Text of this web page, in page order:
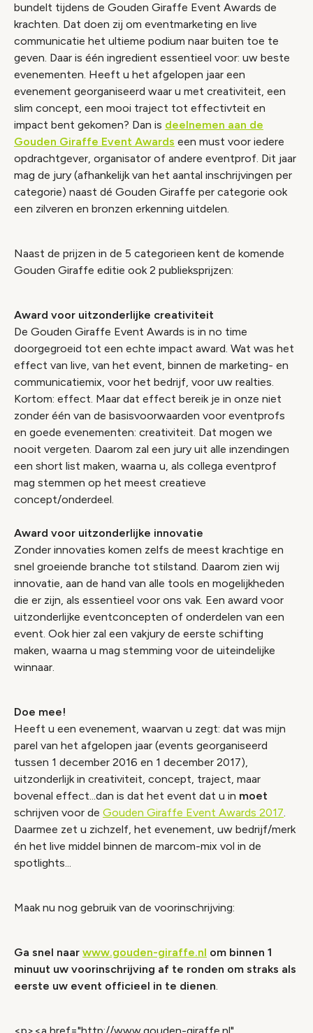
bundelt tijdens de Gouden Giraffe Event Awards de
krachten. Dat doen zij om eventmarketing en live
communicatie het ultieme podium naar buiten toe te
geven. Daar is één ingredient essentieel voor: uw beste
evenementen. Heeft u het afgelopen jaar een
evenement georganiseerd waar u met creativiteit, een
slim concept, een mooi traject tot effectivteit en
impact bent gekomen? Dan is deelnemen aan de
Gouden Giraffe Event Awards een must voor iedere
opdrachtgever, organisator of andere eventprof. Dit jaar
mag de jury (afhankelijk van het aantal inschrijvingen per
categorie) naast dé Gouden Giraffe per categorie ook
een zilveren en bronzen erkenning uitdelen.
Naast de prijzen in de 5 categorieen kent de komende
Gouden Giraffe editie ook 2 publieksprijzen:
Award voor uitzonderlijke creativiteit
De Gouden Giraffe Event Awards is in no time
doorgegroeid tot een echte impact award. Wat was het
effect van live, van het event, binnen de marketing- en
communicatiemix, voor het bedrijf, voor uw realties.
Kortom: effect. Maar dat effect bereik je in onze niet
zonder één van de basisvoorwaarden voor eventprofs
en goede evenementen: creativiteit. Dat mogen we
nooit vergeten. Daarom zal een jury uit alle inzendingen
een short list maken, waarna u, als collega eventprof
mag stemmen op het meest creatieve
concept/onderdeel.
Award voor uitzonderlijke innovatie
Zonder innovaties komen zelfs de meest krachtige en
snel groeiende branche tot stilstand. Daarom zien wij
innovatie, aan de hand van alle tools en mogelijkheden
die er zijn, als essentieel voor ons vak. Een award voor
uitzonderlijke eventconcepten of onderdelen van een
event. Ook hier zal een vakjury de eerste schifting
maken, waarna u mag stemming voor de uiteindelijke
winnaar.
Doe mee!
Heeft u een evenement, waarvan u zegt: dat was mijn
parel van het afgelopen jaar (events georganiseerd
tussen 1 december 2016 en 1 december 2017),
uitzonderlijk in creativiteit, concept, traject, maar
bovenal effect...dan is dat het event dat u in moet
schrijven voor de Gouden Giraffe Event Awards 2017.
Daarmee zet u zichzelf, het evenement, uw bedrijf/merk
én het live middel binnen de marcom-mix vol in de
spotlights...
Maak nu nog gebruik van de voorinschrijving:
Ga snel naar www.gouden-giraffe.nl om binnen 1
minuut uw voorinschrijving af te ronden om straks als
eerste uw event officieel in te dienen.